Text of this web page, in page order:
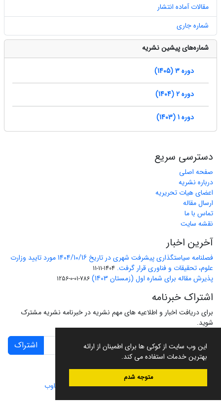
این وب سایت از کوکی ها برای اطمینان از ارائه
بهترین خدمات استفاده می کند.
متوجه شدم
مقالات آماده انتشار
شماره جاری
شماره‌های پیشین نشریه
دوره 3 (1405)
دوره 2 (1404)
دوره 1 (1403)
دسترسی سریع
صفحه اصلی
درباره نشریه
اعضای هیات تحریریه
ارسال مقاله
تماس با ما
نقشه سایت
آخرین اخبار
فصلنامه سیاستگذاری پیشرفت شهری در تاریخ 1404/10/16 مورد تایید وزارت
علوم، تحقیقات و فناوری قرار گرفت. 1404-11-11
پذیرش مقاله برای شماره اول (زمستان 1403) 786-01-0-1256
اشتراک خبرنامه
برای دریافت اخبار و اطلاعیه های مهم نشریه در خبرنامه نشریه مشترک
شوید.
اشتراک
سامانه مدیریت نشریات علمی.طراحی و پیاده سازی از سیناوب